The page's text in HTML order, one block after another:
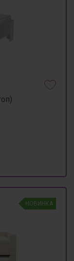
НОВИНКА